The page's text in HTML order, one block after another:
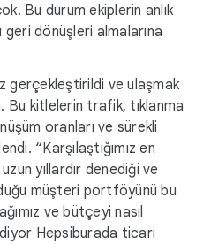
Bu durum ekiplerin anlık
geri dönüşleri almalarına
gerçekleştirildi ve ulaşmak
Bu kitlelerin trafik, tıklanma
oranları ve sürekli
“Karşılaştığımız en
yıllardır denediği ve
müşteri portföyünü bu
ve bütçeyi nasıl
Hepsiburada ticari